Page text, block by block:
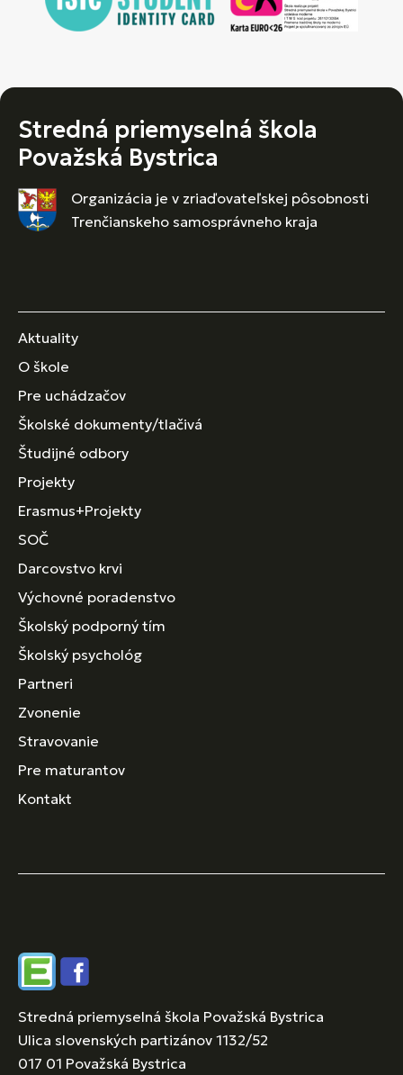
Stredná priemyselná škola
Považská Bystrica
Organizácia je v zriaďovateľskej pôsobnosti
Trenčianskeho samosprávneho kraja
Aktuality
O škole
Pre uchádzačov
Školské dokumenty/tlačivá
Študijné odbory
Projekty
Erasmus+Projekty
SOČ
Darcovstvo krvi
Výchovné poradenstvo
Školský podporný tím
Školský psychológ
Partneri
Zvonenie
Stravovanie
Pre maturantov
Kontakt
EdupageFacebook
Stredná priemyselná škola Považská Bystrica
Ulica slovenských partizánov 1132/52
017 01 Považská Bystrica